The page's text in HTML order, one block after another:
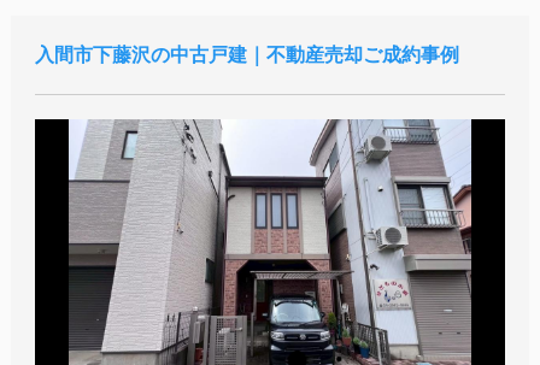
入間市下藤沢の中古戸建｜不動産売却ご成約事例